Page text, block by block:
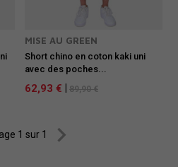
MISE AU GREEN
Short chino en coton kaki uni
avec des poches...
62,93 € 89,90 €
1 sur 1 